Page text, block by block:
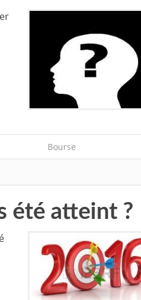
Bourse
été atteint ?